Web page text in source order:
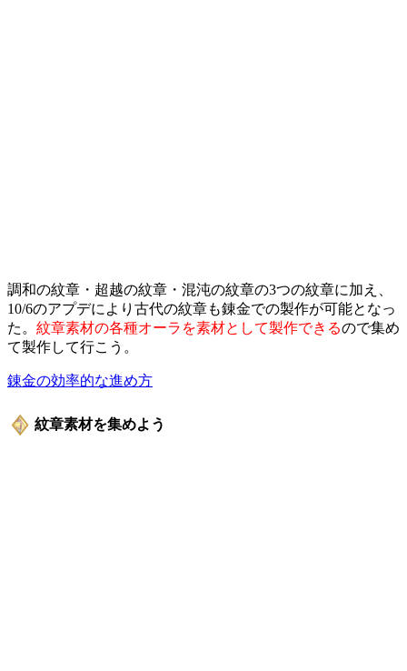
調和の紋章・超越の紋章・混沌の紋章の3つの紋章に加え、
10/6のアプデにより古代の紋章も錬金での製作が可能となっ
た。 紋章素材の各種オーラを素材として製作できるので集め
て製作して行こう。
錬金の効率的な進め方
紋章素材を集めよう